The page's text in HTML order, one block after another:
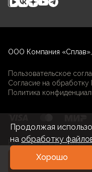
ООО Компания
Пользовательское
Согласие на обработку
Политика
Разработка и развитие
Продолжая
на обработку
Хорошо